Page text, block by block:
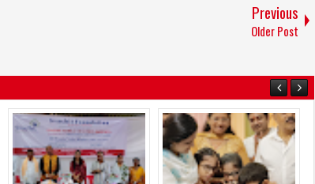
Previous
Older Post